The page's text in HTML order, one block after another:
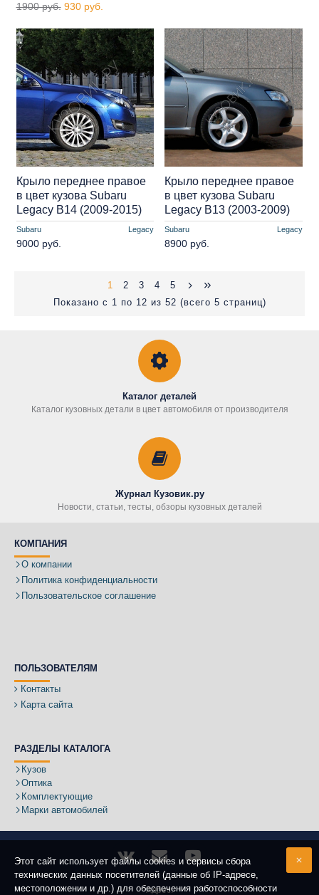
1900 руб. 930 руб.
Subaru Legacy
Крыло переднее правое
в цвет кузова Subaru
Legacy B14 (2009-2015)
9000 руб.
Subaru Legacy
Крыло переднее правое
в цвет кузова Subaru
Legacy B13 (2003-2009)
8900 руб.
1 2 3 4
5
Показано с 1 по 12 из 52 (всего 5 страниц)
Каталог деталей
Каталог кузовных детали в цвет автомобиля от производителя
Журнал Кузовик.ру
Новости, статьи, тесты, обзоры кузовных деталей
КОМПАНИЯ
О компании
Политика конфиденциальности
Пользовательское соглашение
ПОЛЬЗОВАТЕЛЯМ
Контакты
Карта сайта
РАЗДЕЛЫ КАТАЛОГА
Кузов
Оптика
Комплектующие
Марки автомобилей
Адрес:
Этот сайт использует файлы cookies и сервисы сбора
технических данных посетителей (данные об IP-адресе,
местоположении и др.) для обеспечения работоспособности